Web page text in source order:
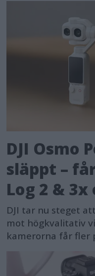
DJI Osmo
släppt –
Log 2 &
DJI tar nu steget
mot högkvalitativ
kamerorna får fler